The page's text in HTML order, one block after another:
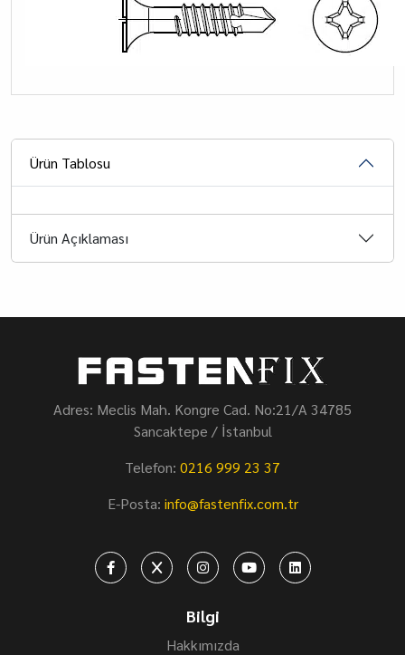
Ürün Tablosu
Ürün Açıklaması
Adres: Meclis Mah. Kongre Cad. No:21/A 34785
Sancaktepe / İstanbul
Telefon: 0216 999 23 37
E-Posta: info@fastenfix.com.tr
Bilgi
Hakkımızda